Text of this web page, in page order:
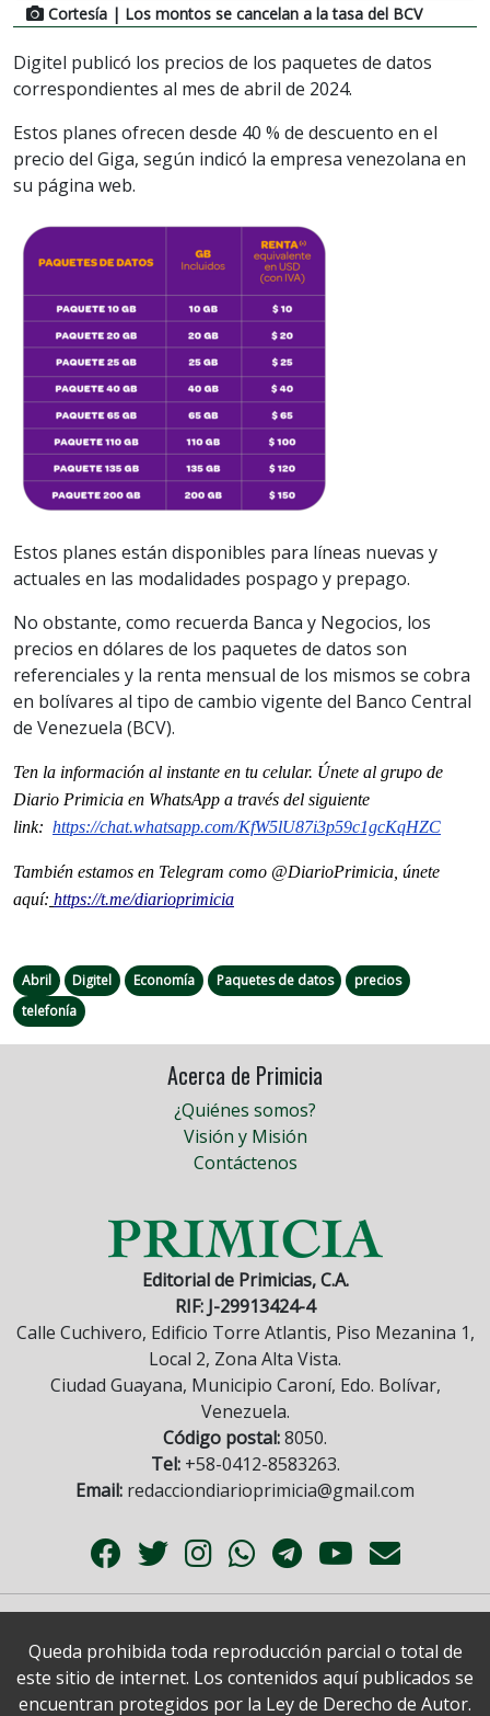
Cortesía | Los montos se cancelan a la tasa del BCV
Digitel publicó los precios de los paquetes de datos
correspondientes al mes de abril de 2024.
Estos planes ofrecen desde 40 % de descuento en el
precio del Giga, según indicó la empresa venezolana en
su página web.
Estos planes están disponibles para líneas nuevas y
actuales en las modalidades pospago y prepago.
No obstante, como recuerda Banca y Negocios, los
precios en dólares de los paquetes de datos son
referenciales y la renta mensual de los mismos se cobra
en bolívares al tipo de cambio vigente del Banco Central
de Venezuela (BCV).
Ten la información al instante en tu celular. Únete al grupo de
Diario Primicia en WhatsApp a través del siguiente
link: https://chat.whatsapp.com/KfW5lU87i3p59c1gcKqHZC
También estamos en Telegram como @DiarioPrimicia, únete
aquí: https://t.me/diarioprimicia
Abril Digitel Economía Paquetes de datos
precios
telefonía
Acerca de Primicia
¿Quiénes somos?
Visión y Misión
Contáctenos
Editorial de Primicias, C.A.
RIF: J-29913424-4
Calle Cuchivero, Edificio Torre Atlantis, Piso Mezanina 1,
Local 2, Zona Alta Vista.
Ciudad Guayana, Municipio Caroní, Edo. Bolívar,
Venezuela.
Código postal:8050.
Tel:+58-0412-8583263.
Email: redacciondiarioprimicia@gmail.com
Queda prohibida toda reproducción parcial o total de
este sitio de internet. Los contenidos aquí publicados se
encuentran protegidos por la Ley de Derecho de Autor.